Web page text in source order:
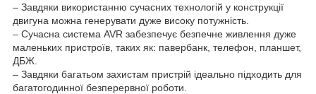
– Завдяки використанню сучасних технологій у конструкції
двигуна можна генерувати дуже високу потужність.
– Сучасна система AVR забезпечує безпечне живлення дуже
маленьких пристроїв, таких як: павербанк, телефон, планшет,
ДБЖ.
– Завдяки багатьом захистам пристрій ідеально підходить для
багатогодинної безперервної роботи.